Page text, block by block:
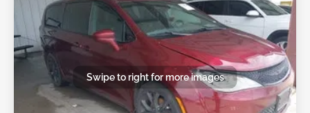
Swipe to right for more images